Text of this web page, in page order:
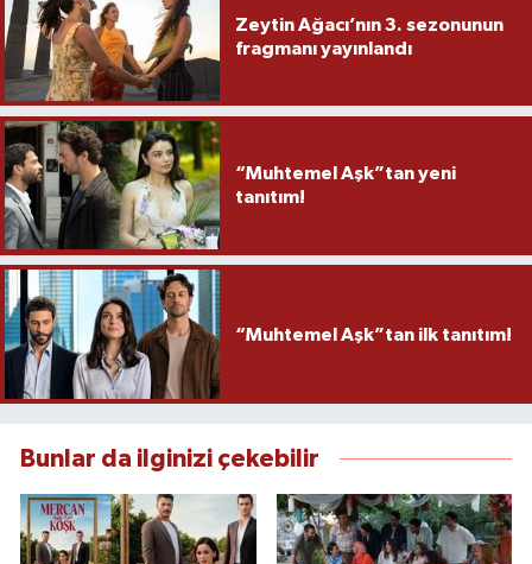
Zeytin Ağacı’nın 3. sezonunun
fragmanı yayınlandı
“Muhtemel Aşk”tan yeni
tanıtım!
“Muhtemel Aşk”tan ilk tanıtım!
Bunlar da ilginizi çekebilir